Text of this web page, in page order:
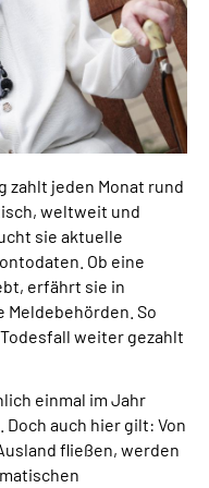
zahlt jeden Monat rund
weltweit und
sie aktuelle
Ob eine
erfährt sie in
Meldebehörden. So
weiter gezahlt
einmal im Jahr
auch hier gilt: Von
fließen, werden